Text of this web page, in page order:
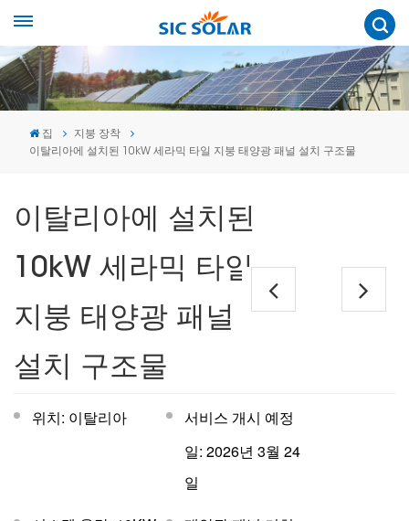
집
지붕 장착
이탈리아에 설치된 10kW 세라믹 타일 지붕 태양광 패널 설치 구조물
이탈리아에 설치된
10kW 세라믹 타일
지붕 태양광 패널
설치 구조물
위치: 이탈리아 서비스 개시 예정
일: 2026년 3월 24
일